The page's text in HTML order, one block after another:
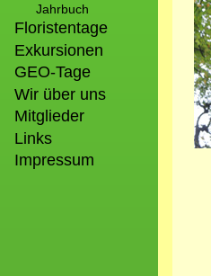
Jahrbuch
Floristentage
Exkursionen
GEO-Tage
Wir über uns
Mitglieder
Links
Impressum